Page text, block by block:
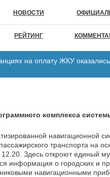
НОВОСТИ
РЕЙТИНГ
на оплату ЖКУ
комплекса
навигационной
транспорта на
Здесь откроют единый
информация о городских и
навигационными